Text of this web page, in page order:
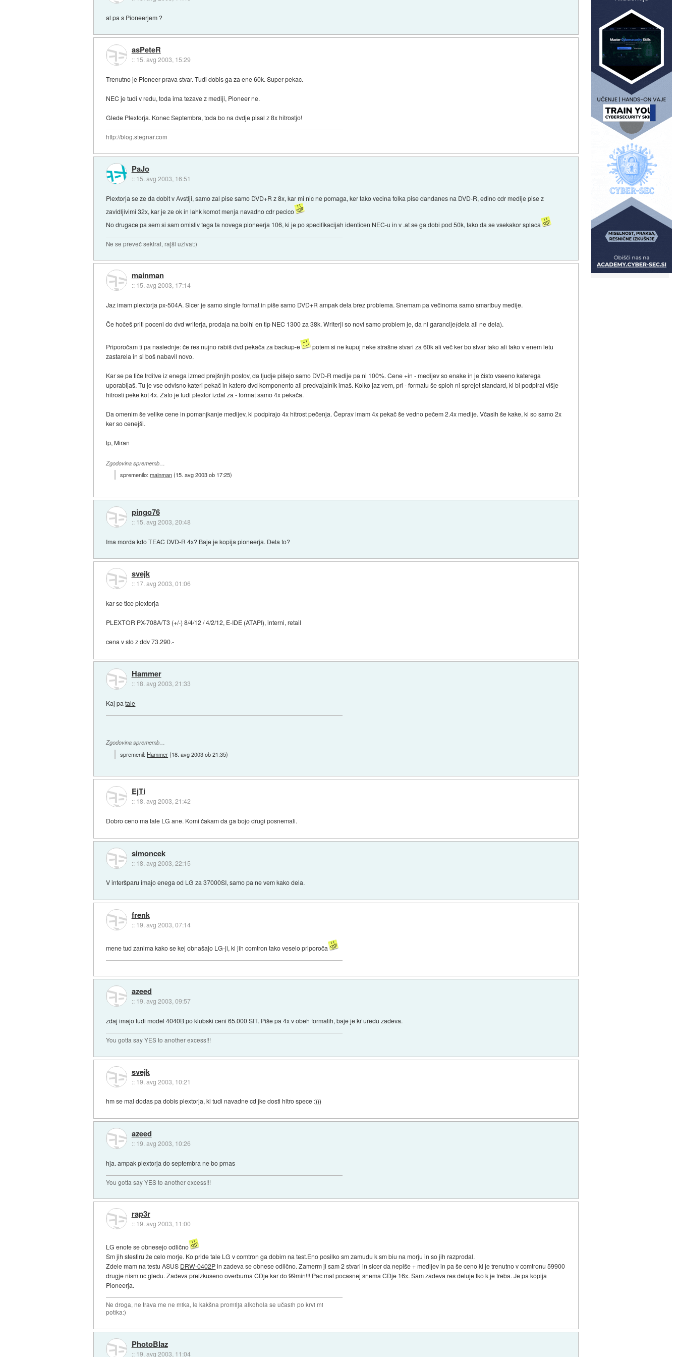
al pa s Pioneerjem ?
asPeteR
:: 15. avg 2003, 15:29
Trenutno je Pioneer prava stvar. Tudi dobis ga za ene 60k. Super pekac.
NEC je tudi v redu, toda ima tezave z mediji, Pioneer ne.
Glede Plextorja. Konec Septembra, toda bo na dvdje pisal z 8x hitrostjo!
http://blog.stegnar.com
PaJo
:: 15. avg 2003, 16:51
Plextorja se ze da dobit v Avstiji, samo zal pise samo DVD+R z 8x, kar mi nic ne pomaga, ker tako vecina folka pise dandanes na DVD-R, edino cdr medije pise z
zavidljivimi 32x, kar je ze ok in lahk komot menja navadno cdr pecico
No drugace pa sem si sam omisliv tega ta novega pioneerja 106, ki je po specifikacijah identicen NEC-u in v .at se ga dobi pod 50k, tako da se vsekakor splaca
Ne se preveč sekirat, rajši uživat:)
mainman
:: 15. avg 2003, 17:14
Jaz imam plextorja px-504A. Sicer je samo single format in piše samo DVD+R ampak dela brez problema. Snemam pa večinoma samo smartbuy medije.
Če hočeš priti poceni do dvd writerja, prodaja na bolhi en tip NEC 1300 za 38k. Writerji so novi samo problem je, da ni garancije(dela ali ne dela).
Priporočam ti pa naslednje: če res nujno rabiš dvd pekača za backup-e
potem si ne kupuj neke strašne stvari za 60k ali več ker bo stvar tako ali tako v enem letu
zastarela in si boš nabavil novo.
Kar se pa tiče trditve iz enega izmed prejšnjih postov, da ljudje pišejo samo DVD-R medije pa ni 100%. Cene +in - medijev so enake in je čisto vseeno katerega
uporabljaš. Tu je vse odvisno kateri pekač in katero dvd komponento ali predvajalnik imaš. Kolko jaz vem, pri - formatu še sploh ni sprejet standard, ki bi podpiral višje
hitrosti peke kot 4x. Zato je tudi plextor izdal za - format samo 4x pekača.
Da omenim še velike cene in pomanjkanje medijev, ki podpirajo 4x hitrost pečenja. Čeprav imam 4x pekač še vedno pečem 2.4x medije. Včasih še kake, ki so samo 2x
ker so cenejši.
lp, Miran
Zgodovina sprememb…
spremenilo:mainman(15. avg 2003 ob 17:25)
pingo76
:: 15. avg 2003, 20:48
Ima morda kdo TEAC DVD-R 4x? Baje je kopija pioneerja. Dela to?
svejk
:: 17. avg 2003, 01:06
kar se tice plextorja
PLEXTOR PX-708A/T3 (+/-) 8/4/12 / 4/2/12, E-IDE (ATAPI), interni, retail
cena v slo z ddv 73.290.-
Hammer
:: 18. avg 2003, 21:33
Kaj patale
Zgodovina sprememb…
spremenil: Hammer(18. avg 2003 ob 21:35)
EjTi
:: 18. avg 2003, 21:42
Dobro ceno ma tale LG ane. Komi čakam da ga bojo drugi posnemali.
simoncek
:: 18. avg 2003, 22:15
V interšparu imajo enega od LG za 37000SI, samo pa ne vem kako dela.
frenk
:: 19. avg 2003, 07:14
mene tud zanima kako se kej obnašajo LG-ji, ki jih comtron tako veselo priporoča
azeed
:: 19. avg 2003, 09:57
zdaj imajo tudi model 4040B po klubski ceni 65.000 SIT. Piše pa 4x v obeh formatih, baje je kr uredu zadeva.
You gotta say YES to another excess!!!
svejk
:: 19. avg 2003, 10:21
hm se mal dodas pa dobis plextorja, ki tudi navadne cd jke dosti hitro spece :)))
azeed
:: 19. avg 2003, 10:26
hja. ampak plextorja do septembra ne bo prnas
You gotta say YES to another excess!!!
rap3r
:: 19. avg 2003, 11:00
LG enote se obnesejo odlično
Sm jih stestiru že celo morje. Ko pride tale LG v comtron ga dobim na test.Eno posilko sm zamudu k sm biu na morju in so jih razprodal.
Zdele mam na testu ASUS DRW-0402Pin zadeva se obnese odlično. Zamerm ji sam 2 stvari in sicer da nepiše + medijev in pa še ceno ki je trenutno v comtronu 59900
drugje nism nc gledu. Zadeva preizkuseno overburna CDje kar do 99min!!! Pac mal pocasnej snema CDje 16x. Sam zadeva res deluje tko k je treba. Je pa kopija
Pioneerja.
Ne droga, ne trava me ne mika, le kakšna promilja alkohola se učasih po krvi mi
potika:)
PhotoBlaz
:: 19. avg 2003, 11:04